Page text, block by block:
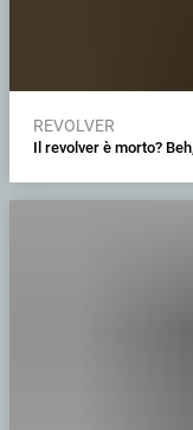
REVOLVER
Il revolver è morto?